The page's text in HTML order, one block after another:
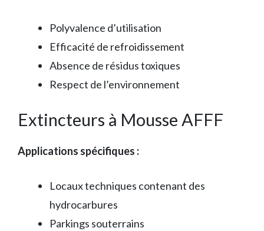
Polyvalence d’utilisation
Efficacité de refroidissement
Absence de résidus toxiques
Respect de l’environnement
Extincteurs à Mousse AFFF
Applications spécifiques :
Locaux techniques contenant des
hydrocarbures
Parkings souterrains